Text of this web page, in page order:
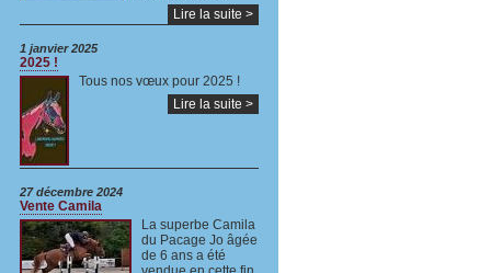
Lire la suite >
1 janvier 2025
2025 !
Tous nos vœux pour 2025 !
Lire la suite >
27 décembre 2024
Vente Camila
La superbe Camila
du Pacage Jo âgée
de 6 ans a été